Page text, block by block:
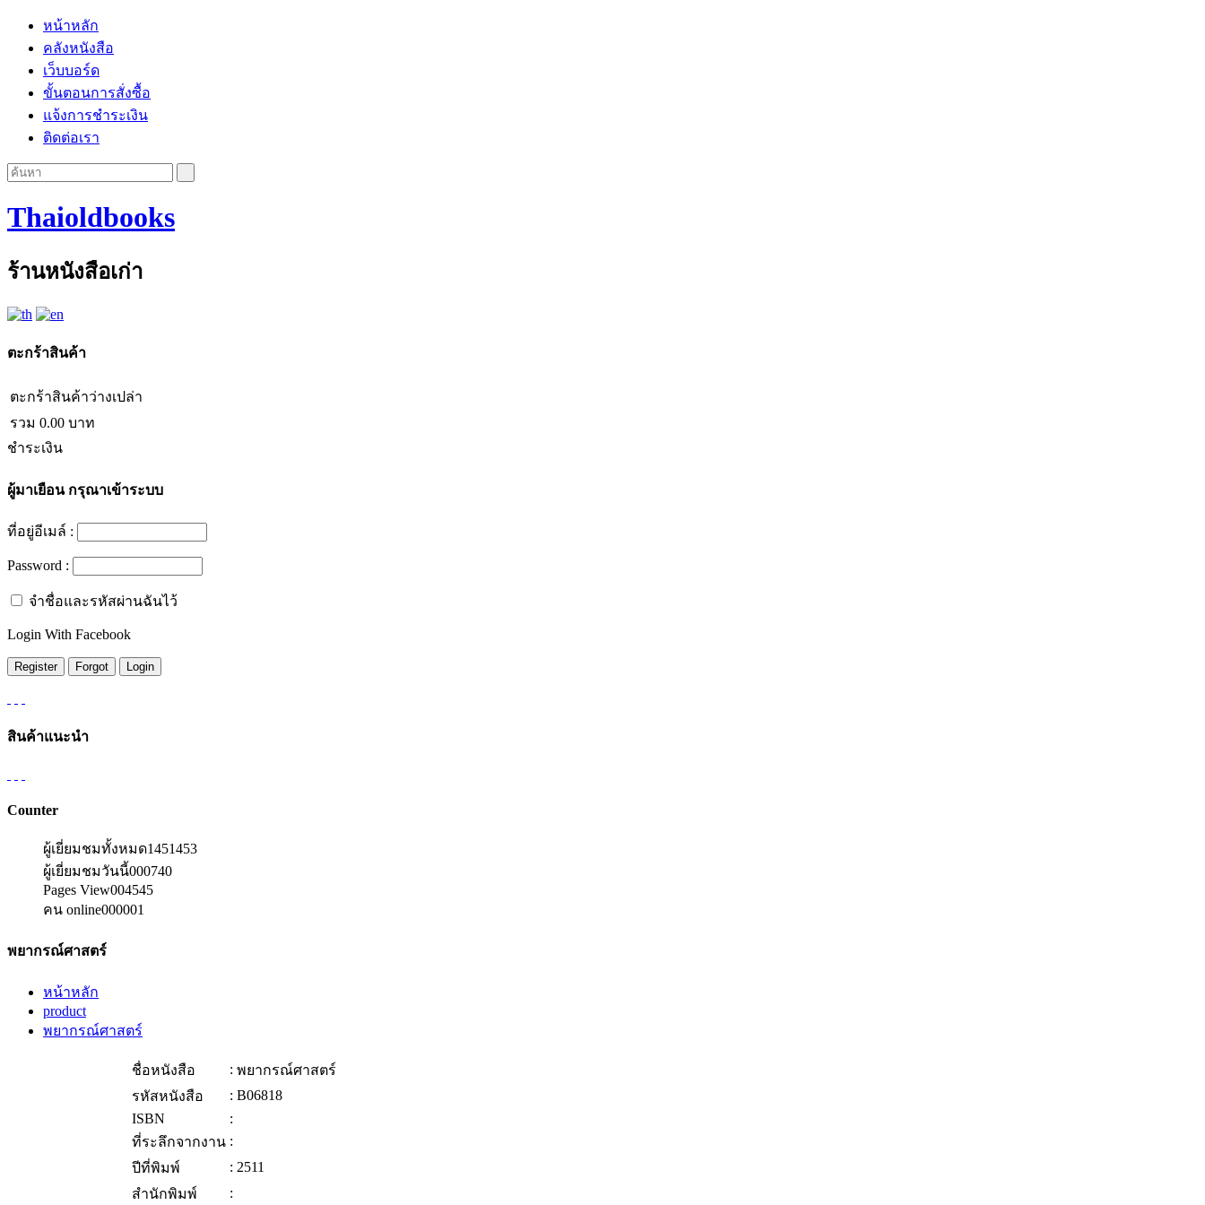
หน้าหลัก
คลังหนังสือ
เว็บบอร์ด
ขั้นตอนการสั่งซื้อ
แจ้งการชำระเงิน
ติดต่อเรา
Thaioldbooks
ร้านหนังสือเก่า
ตะกร้าสินค้า
ตะกร้าสินค้าว่างเปล่า
รวม 0.00 บาท
ชำระเงิน
ผู้มาเยือนกรุณาเข้าระบบ
ที่อยู่อีเมล์ :
Password :
จำชื่อและรหัสผ่านฉันไว้
Login With Facebook
สินค้าแนะนำ
Counter
ผู้เยี่ยมชมทั้งหมด1451453
ผู้เยี่ยมชมวันนี้000740
Pages View004545
คน online000001
พยากรณ์ศาสตร์
หน้าหลัก
product
พยากรณ์ศาสตร์
ชื่อหนังสือ : พยากรณ์ศาสตร์
รหัสหนังสือ
: B06818
ISBN
:
ที่ระลึกจากงาน :
ปีที่พิมพ์
: 2511
สำนักพิมพ์
: